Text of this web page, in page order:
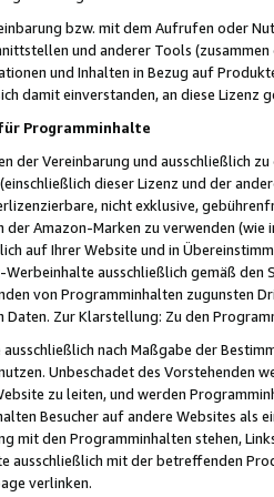
bzw. mit dem Aufrufen oder
und anderer Tools (zusammen
und Inhalten in Bezug auf
damit einverstanden, an diese Lizenz
Programminhalte
der Vereinbarung und ausschließlich
dieser Lizenz und der
nicht exklusive,
der Amazon-Marken zu verwenden
auf Ihrer Website und in
ausschließlich gemäß
von Programminhalten zugunsten
Daten. Zur Klarstellung: Zu den
nach Maßgabe der
Unbeschadet des Vorstehenden
zu leiten, und werden
Besucher auf andere Websites als
mit den Programminhalten stehen,
ausschließlich mit der betreffenden
verlinken.